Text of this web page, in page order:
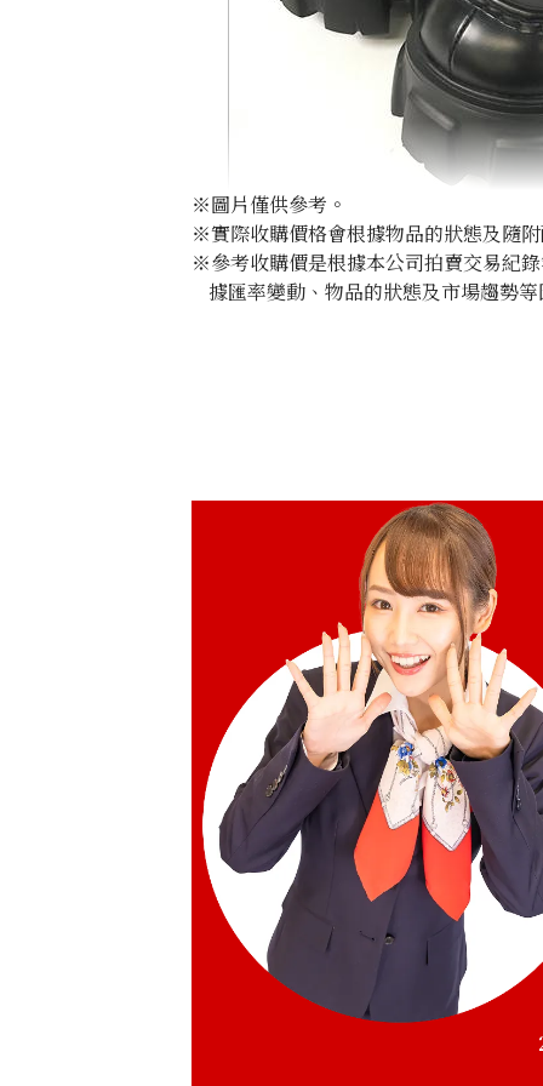
prada monolith brushed leather
※圖片僅供參考。
※實際收購價格會根據物品的狀態及隨
※參考收購價是根據本公司拍賣交易紀
據匯率變動、物品的狀態及市場趨勢